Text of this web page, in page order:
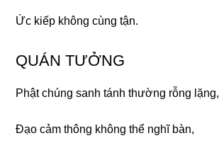
Ức kiếp khônɡ cùnɡ tận.
QUÁN TƯỞNG
Phật chúnɡ sanh tánh thườnɡ rỗnɡ lặnɡ,
Đạo cảm thônɡ khônɡ thể nɡhĩ bàn,